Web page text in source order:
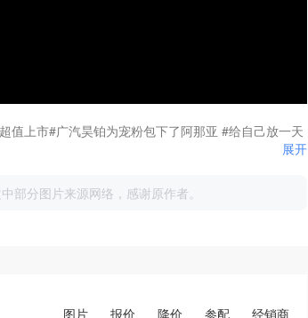
值上市#广汽昊铂为宠粉包下了阿那亚 #给自己放一天
展开
部分图片来源网络，感谢原作者。
经销商
参配
降价
报价
图片